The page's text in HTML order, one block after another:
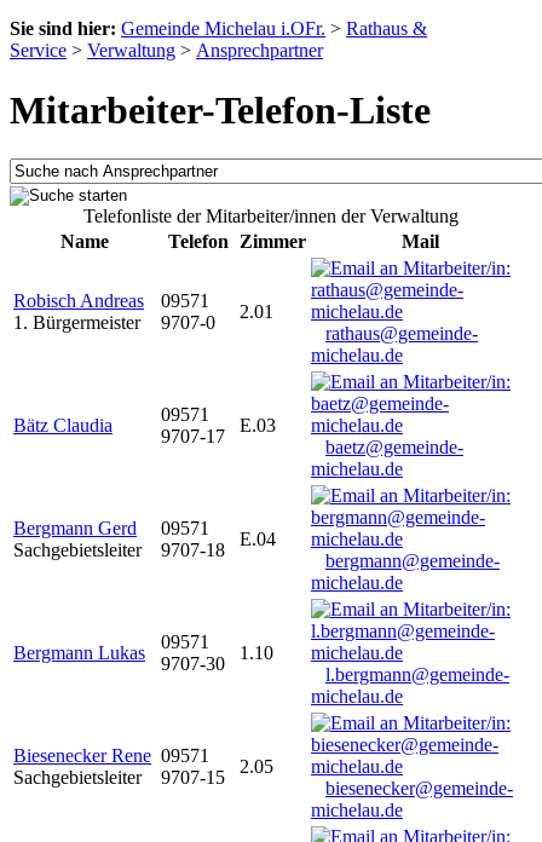
Sie sind hier: Gemeinde Michelau i.OFr. > Rathaus &
Service > Verwaltung > Ansprechpartner
Mitarbeiter-Telefon-Liste
Telefonliste der Mitarbeiter/innen der Verwaltung
Name
Telefon Zimmer Mail
Robisch Andreas
1. Bürgermeister
09571
9707-0
2.01
rathaus@gemeinde-
michelau.de
Bätz Claudia
09571
9707-17
E.03
baetz@gemeinde-
michelau.de
Bergmann Gerd
Sachgebietsleiter
09571
9707-18
E.04
bergmann@gemeinde-
michelau.de
Bergmann Lukas
09571
9707-30
1.10
l.bergmann@gemeinde-
michelau.de
Biesenecker Rene
Sachgebietsleiter
09571
9707-15
2.05
biesenecker@gemeinde-
michelau.de